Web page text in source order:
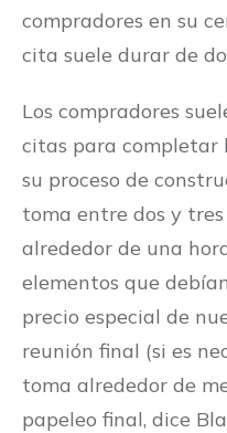
compradores en su
cita suele durar de
Los compradores
citas para completar
su proceso de
toma entre dos y
alrededor de una
elementos que
precio especial de
reunión final (si es
toma alrededor de
papeleo final, dice